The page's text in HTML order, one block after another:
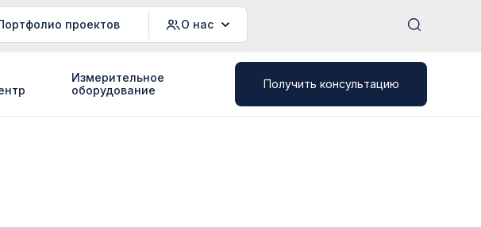
проектов О нас
Измерительное
оборудование
Получить консультацию